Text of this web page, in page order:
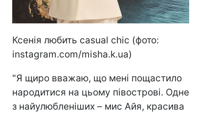
Ксенія любить casual chic (фото:
instagram.com/misha.k.ua)
"Я щиро вважаю, що мені пощастило
народитися на цьому півострові. Одне
з найулюбленіших – мис Айя, красива